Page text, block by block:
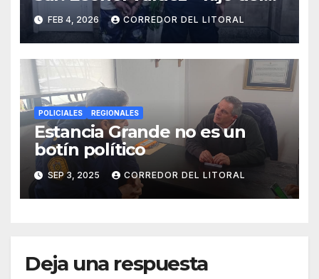
seudo periodista Jorge
Valdez – por el delito de
tentativa de robo
FEB 4, 2026 CORREDOR DEL LITORAL
POLICIALES REGIONALES
Estancia Grande no es un
botín político
SEP 3, 2025 CORREDOR DEL LITORAL
Deja una respuesta